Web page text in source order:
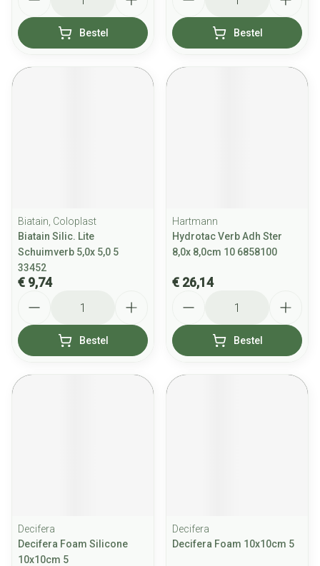
Bestel Bestel
Biatain, Coloplast
Biatain Silic. Lite
Schuimverb 5,0x 5,0 5
33452
€ 9,74
Bestel
Hartmann
Hydrotac Verb Adh Ster
8,0x 8,0cm 10 6858100
€ 26,14
Bestel
Decifera
Decifera Foam Silicone
10x10cm 5
Decifera
Decifera Foam 10x10cm 5